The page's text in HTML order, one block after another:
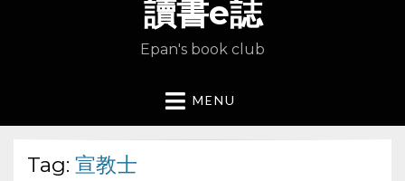
讀書e誌
Epan's book club
MENU
Tag: 宣教士